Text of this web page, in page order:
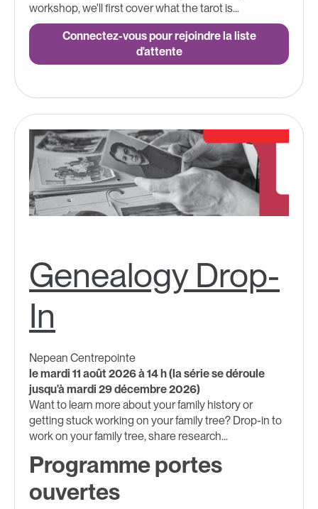
workshop, we'll first cover what the tarot is...
Connectez-vous pour rejoindre la liste
d'attente
Genealogy Drop-
In
Nepean Centrepointe
le mardi 11 août 2026 à 14 h (la série se déroule
jusqu'à mardi 29 décembre 2026)
Want to learn more about your family history or
getting stuck working on your family tree? Drop-in to
work on your family tree, share research...
Programme portes
ouvertes